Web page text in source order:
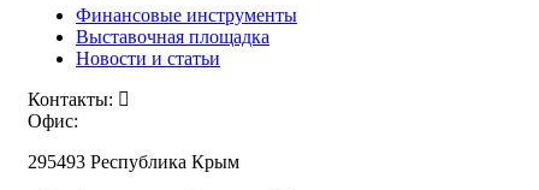
Финансовые инструменты
Выставочная площадка
Новости и статьи
Контакты:
Офис:
295493 Республика Крым